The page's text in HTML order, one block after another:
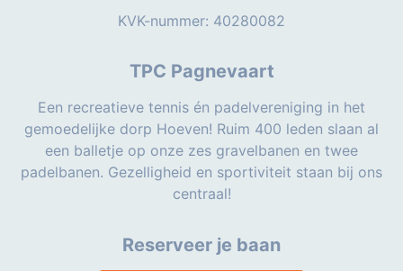
KVK-nummer: 40280082
TPC Pagnevaart
Een recreatieve tennis én padelvereniging in het
gemoedelijke dorp Hoeven! Ruim 400 leden slaan al
een balletje op onze zes gravelbanen en twee
padelbanen. Gezelligheid en sportiviteit staan bij ons
centraal!
Reserveer je baan